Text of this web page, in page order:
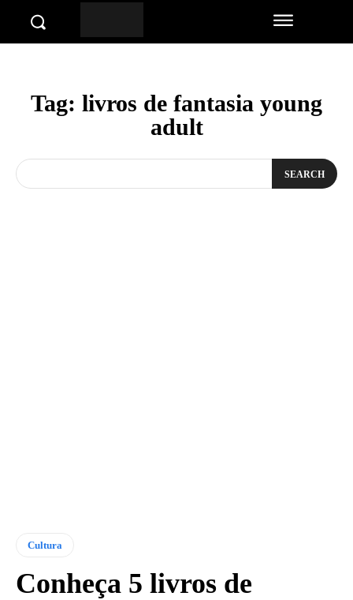
Tag: livros de fantasia young
adult
SEARCH
Cultura
Conheça 5 livros de